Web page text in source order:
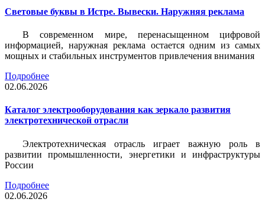
Световые буквы в Истре. Вывески. Наружняя реклама
В современном мире, перенасыщенном цифровой
информацией, наружная реклама остается одним из самых
мощных и стабильных инструментов привлечения внимания
Подробнее
02.06.2026
Каталог электрооборудования как зеркало развития
электротехнической отрасли
Электротехническая отрасль играет важную роль в
развитии промышленности, энергетики и инфраструктуры
России
Подробнее
02.06.2026